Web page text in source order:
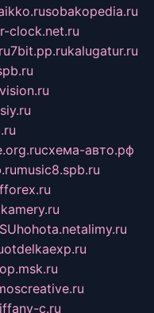
sobakopedia.ru
clock.net.ru
7bit.pp.rukalugatur.ru
схема-авто.рф
music8.spb.ru
hohota.netalimy.ru
otdelkaexp.ru
c.ru